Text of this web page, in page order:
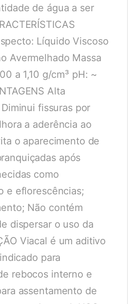
de água a ser
Líquido Viscoso
Avermelhado Massa
a 1,10 g/cm³ pH: ~
Alta
fissuras por
a aderência ao
o aparecimento de
após
como
e eflorescências;
Não contém
dispersar o uso da
Viacal é um aditivo
para
rebocos interno e
assentamento de